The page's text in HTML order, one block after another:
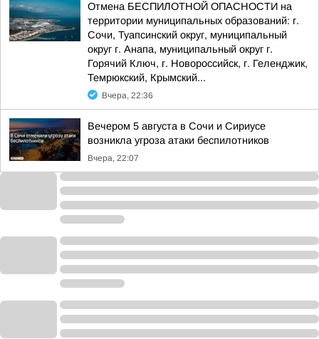
Отмена БЕСПИЛОТНОЙ ОПАСНОСТИ на
территории муниципальных образований: г.
Сочи, Туапсинский округ, муниципальный
округ г. Анапа, муниципальный округ г.
Горячий Ключ, г. Новороссийск, г. Геленджик,
Темрюкский, Крымский...
Вчера, 22:36
Вечером 5 августа в Сочи и Сириусе
возникла угроза атаки беспилотников
Вчера, 22:07